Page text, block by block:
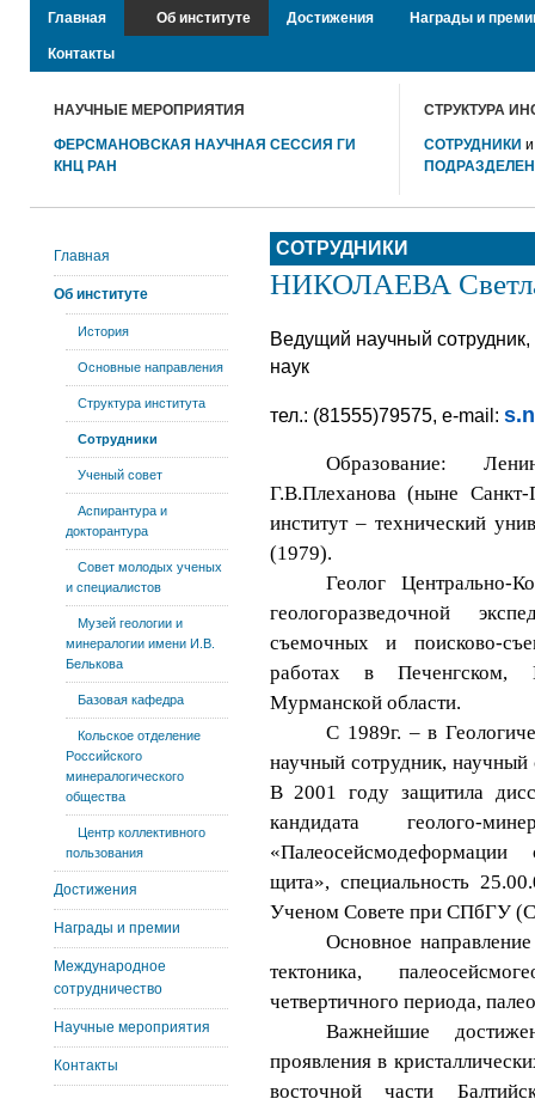
Главная Об институте Достижения Награды и
Контакты
НАУЧНЫЕ МЕРОПРИЯТИЯ
ФЕРСМАНОВСКАЯ НАУЧНАЯ СЕССИЯ ГИ
КНЦ РАН
СТРУКТУРА
СОТРУДНИКИ
СОТРУДНИКИ
НИКОЛАЕВА
Ведущий научный сотрудник,
наук
тел.: (81555)79575, e-mail:
Образование:
Г.В.Плеханова (ныне Санкт-
институт – технический
(1979).
Геолог Центрально-
геологоразведочной
съемочных и поисково-
работах в Печенгском,
Мурманской области.
С 1989г. – в
научный сотрудник,
В 2001 году защитила
кандидата геолого-
«Палеосейсмодеформации
щита», специальность
Ученом Совете при СПбГУ
Основное
тектоника,
четвертичного периода,
Важнейшие
проявления в
восточной части
Главная
Об институте
История
Основные направления
Структура института
Сотрудники
Ученый совет
Аспирантура и
докторантура
Совет молодых ученых
и специалистов
Музей геологии и
минералогии имени И.В.
Белькова
Базовая кафедра
Кольское отделение
Российского
минералогического
общества
Центр коллективного
пользования
Достижения
Награды и премии
Международное
сотрудничество
Научные мероприятия
Контакты